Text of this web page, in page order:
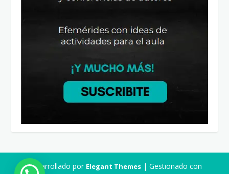
Desarrollado por Elegant Themes| Gestionado con